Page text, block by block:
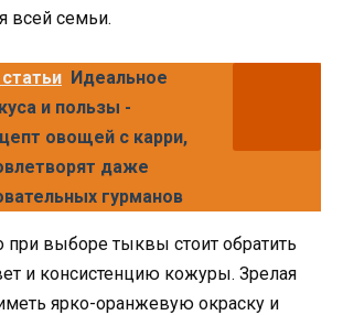
всей семьи.
Идеальное
и пользы -
овощей с карри,
даже
гурманов
при выборе тыквы стоит обратить
и консистенцию кожуры. Зрелая
ярко-оранжевую окраску и